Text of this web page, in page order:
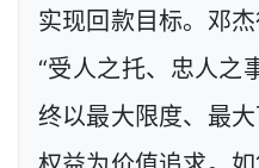
实现回款目标。邓
“受人之托、忠人之
终以最大限度、最